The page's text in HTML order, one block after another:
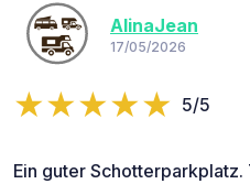
AlinaJean
17/05/2026
5/5
Ein guter